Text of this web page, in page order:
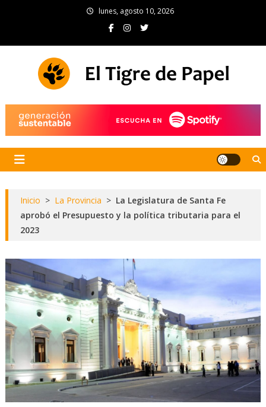
lunes, agosto 10, 2026
Inicio > La Provincia > La Legislatura de Santa Fe
aprobó el Presupuesto y la política tributaria para el
2023